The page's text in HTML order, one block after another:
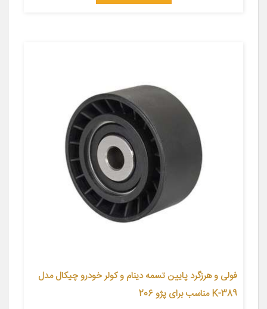
فولی و هرزگرد پایین تسمه دینام و کولر خودرو چیکال مدل
K-389 مناسب برای پژو 206